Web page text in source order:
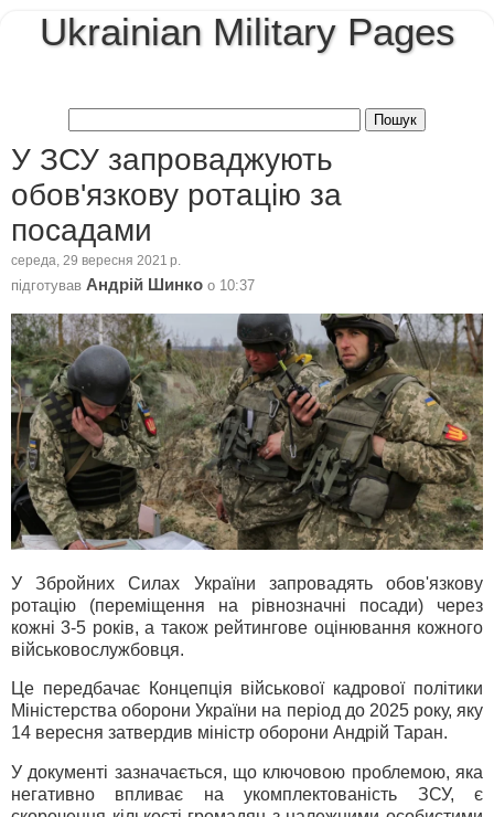
Ukrainian Military Pages
У ЗСУ запроваджують
обов'язкову ротацію за
посадами
середа, 29 вересня 2021 р.
підготував Андрій Шинко о 10:37
У Збройних Силах України запровадять обов'язкову
ротацію (переміщення на рівнозначні посади) через
кожні 3-5 років, а також рейтингове оцінювання кожного
військовослужбовця.
Це передбачає Концепція військової кадрової політики
Міністерства оборони України на період до 2025 року, яку
14 вересня затвердив міністр оборони Андрій Таран.
У документі зазначається, що ключовою проблемою, яка
негативно впливає на укомплектованість ЗСУ, є